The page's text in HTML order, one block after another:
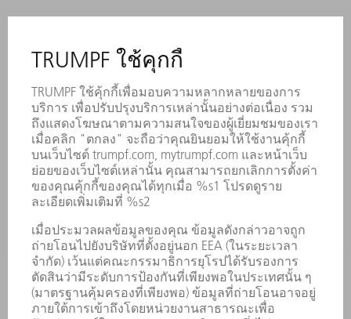
บริการออนไลน์
สถานที่ตั้ง
การจัดงานและกำหนดเวลา
การลงทะเบียนรับหนังสือพิมพ์
แผ่นข้อมูลด้านความปลอดภัย
ผลิตภัณฑ์
เครื่องจักร & ระบบ
เลเซอร์
เพาเวอร์อิเล็กทรอนิกส์
โรงงานอัจฉริยะ
ซอฟต์แวร์
บริการ
การใช้งาน
อุตสาหกรรมต่าง ๆ
บริษัท